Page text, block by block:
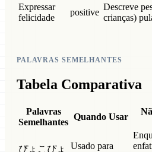
Expressar
felicidade
positive
Descreve
crianças)
PALAVRAS SEMELHANTES
Tabela Comparativa
Palavras
Semelhantes
Quando Usar
ぴょこぴょ
Usado para